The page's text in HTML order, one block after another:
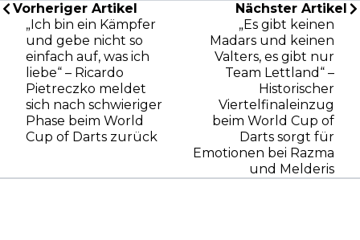
Vorheriger Artikel
„Ich bin ein Kämpfer
und gebe nicht so
einfach auf, was ich
liebe“ – Ricardo
Pietreczko meldet
sich nach schwieriger
Phase beim World
Cup of Darts zurück
Nächster Artikel
„Es gibt keinen
Madars und keinen
Valters, es gibt nur
Team Lettland“ –
Historischer
Viertelfinaleinzug
beim World Cup of
Darts sorgt für
Emotionen bei Razma
und Melderis